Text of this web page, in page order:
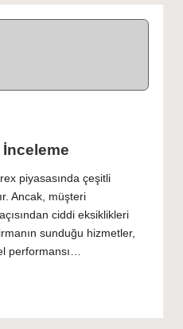
piyasasında çeşitli
Ancak, müşteri
ciddi eksiklikleri
sunduğu hizmetler,
performansı…